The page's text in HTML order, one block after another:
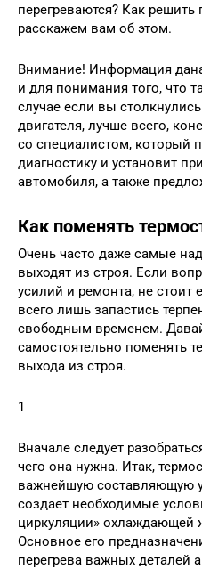
перегреваются? Как
расскажем вам об этом.
Внимание! Информация
и для понимания того, что
случае если вы
двигателя, лучше всего,
со специалистом, который
диагностику и установит
автомобиля, а также
Как поменять
Очень часто даже самые
выходят из строя. Если
усилий и ремонта, не стоит
всего лишь запастись
свободным временем.
самостоятельно поменять
выхода из строя.
1
Вначале следует
чего она нужна. Итак,
важнейшую составляющую
создает необходимые
циркуляции» охлаждающей
Основное его
перегрева важных деталей